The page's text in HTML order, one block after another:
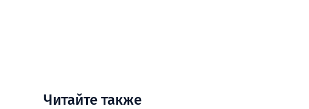
Читайте также